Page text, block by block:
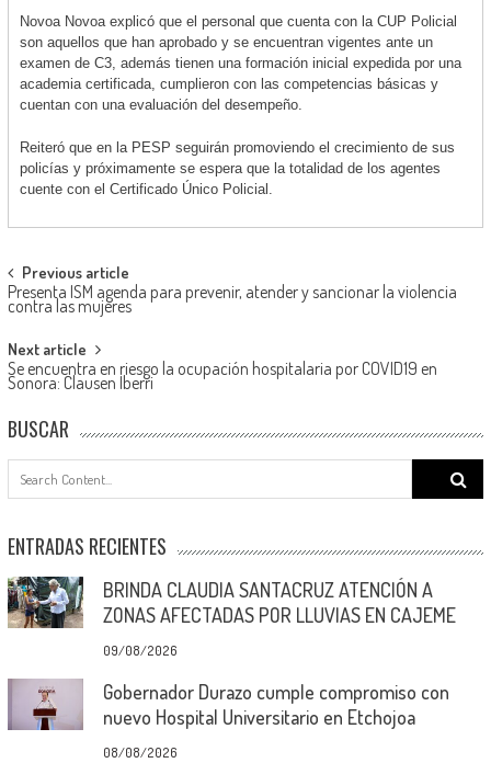
Novoa Novoa explicó que el personal que cuenta con la CUP Policial
son aquellos que han aprobado y se encuentran vigentes ante un
examen de C3, además tienen una formación inicial expedida por una
academia certificada, cumplieron con las competencias básicas y
cuentan con una evaluación del desempeño.
Reiteró que en la PESP seguirán promoviendo el crecimiento de sus
policías y próximamente se espera que la totalidad de los agentes
cuente con el Certificado Único Policial.
Post
navigation
Previous article
Presenta ISM agenda para prevenir, atender y sancionar la violencia
contra las mujeres
Next article
Se encuentra en riesgo la ocupación hospitalaria por COVID19 en
Sonora: Clausen Iberri
BUSCAR
Search
for:
ENTRADAS RECIENTES
BRINDA CLAUDIA SANTACRUZ ATENCIÓN A
ZONAS AFECTADAS POR LLUVIAS EN CAJEME
09/08/2026
Gobernador Durazo cumple compromiso con
nuevo Hospital Universitario en Etchojoa
08/08/2026